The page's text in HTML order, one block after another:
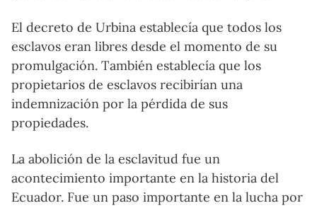
El decreto de Urbina establecía que todos los
esclavos eran libres desde el momento de su
promulgación. También establecía que los
propietarios de esclavos recibirían una
indemnización por la pérdida de sus
propiedades.
La abolición de la esclavitud fue un
acontecimiento importante en la historia del
Ecuador. Fue un paso importante en la lucha por